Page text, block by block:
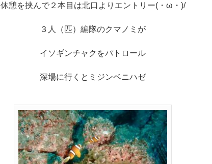
休憩を挟んで２本目は北口よりエントリー(・ω・)/
３人（匹）編隊のクマノミが
イソギンチャクをパトロール
深場に行くとミジンベニハゼ